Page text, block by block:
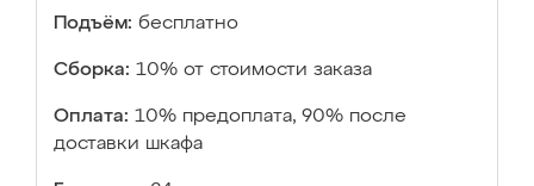
Подъём: бесплатно
Сборка: 10% от стоимости заказа
Оплата: 10% предоплата, 90% после
доставки шкафа